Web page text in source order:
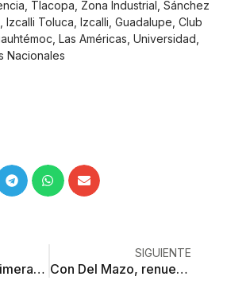
Tlacopa, Zona Industrial, Sánchez
Izcalli Toluca, Izcalli, Guadalupe, Club
Las Américas, Universidad,
Nacionales
Alimenta tus quimeras en este megafestival cultural
SIGUIENTE
Con Del Mazo, renuevan 7 de 19 secretarías estatales